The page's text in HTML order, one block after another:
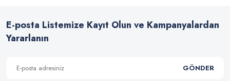
E-posta Listemize Kayıt Olun ve Kampanyalardan
Yararlanın
GÖNDER